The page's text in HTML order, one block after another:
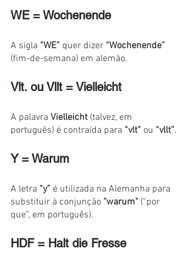
WE = Wochenende
A sigla “WE” quer dizer “Wochenende”
(fim-de-semana) em alemão.
Vlt. ou Vllt = Vielleicht
A palavra Vielleicht (talvez, em
português) é contraída para “vlt” ou “vllt”.
Y = Warum
A letra “y” é utilizada na Alemanha para
substituir à conjunção "warum" (“por
que”, em português).
HDF = Halt die Fresse